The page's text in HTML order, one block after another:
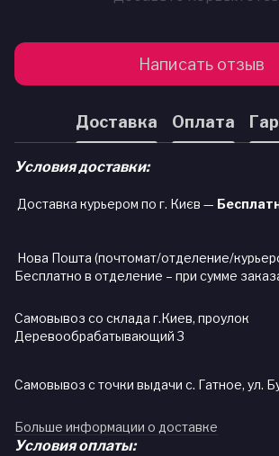
Написать отзыв
Доставка Оплата
Условия доставки:
Доставка курьером по г. Києв —
Нова Пошта (почтомат/отделение/
Бесплатно в отделение – при сумме
Самовывоз со склада г.Киев, проулок
Деревообрабатывающий 3
Самовывоз с точки выдачи с. Гатное, ул.
Больше информации о доставке
Условия оплаты: